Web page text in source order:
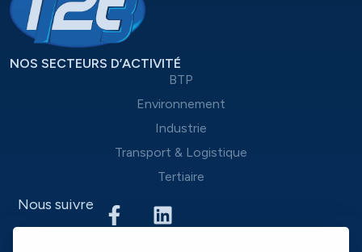
NOS SECTEURS D’ACTIVITÉ
BTP
Environnement
Industrie
Transport & Logistique
Tertiaire
Nous suivre